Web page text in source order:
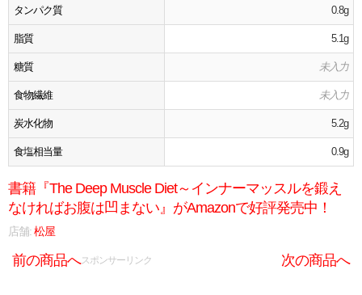
タンパク質 0.8g
脂質 5.1g
糖質 未入力
食物繊維 未入力
炭水化物 5.2g
食塩相当量 0.9g
書籍『The Deep Muscle Diet～インナーマッスルを鍛え
なければお腹は凹まない』がAmazonで好評発売中！
店舗:松屋
前の商品へ 次の商品へ
スポンサーリンク